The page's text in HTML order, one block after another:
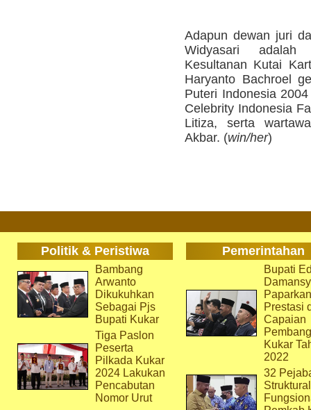
Adapun dewan juri
Widyasari adalah
Kesultanan Kutai
Haryanto Bachroel
Puteri Indonesia
Celebrity Indonesia
Litiza, serta
Akbar. (win/her)
Politik & Peristiwa Pemerintahan
Bambang
Arwanto
Dikukuhkan
Sebagai Pjs
Bupati Kukar
Tiga Paslon
Peserta
Pilkada Kukar
2024 Lakukan
Pencabutan
Nomor Urut
Bupati
Paparkan
Prestasi
Capaian
Kukar
2022
32